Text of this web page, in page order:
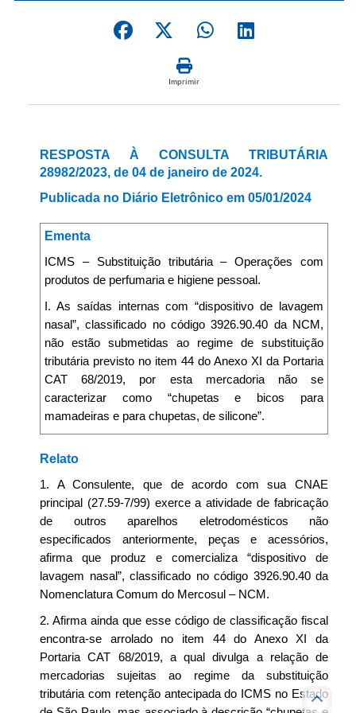
Imprimir
RESPOSTA À CONSULTA TRIBUTÁRIA
28982/2023, de 04 de janeiro de 2024.
Publicada no Diário Eletrônico em 05/01/2024
Ementa
ICMS – Substituição tributária – Operações com
produtos de perfumaria e higiene pessoal.
I. As saídas internas com “dispositivo de lavagem
nasal”, classificado no código 3926.90.40 da NCM,
não estão submetidas ao regime de substituição
tributária previsto no item 44 do Anexo XI da Portaria
CAT 68/2019, por esta mercadoria não se
caracterizar como “chupetas e bicos para
mamadeiras e para chupetas, de silicone”.
Relato
1. A Consulente, que de acordo com sua CNAE
principal (27.59-7/99) exerce a atividade de fabricação
de outros aparelhos eletrodomésticos não
especificados anteriormente, peças e acessórios,
afirma que produz e comercializa “dispositivo de
lavagem nasal”, classificado no código 3926.90.40 da
Nomenclatura Comum do Mercosul – NCM.
2. Afirma ainda que esse código de classificação fiscal
encontra-se arrolado no item 44 do Anexo XI da
Portaria CAT 68/2019, a qual divulga a relação de
mercadorias sujeitas ao regime da substituição
tributária com retenção antecipada do ICMS no Estado